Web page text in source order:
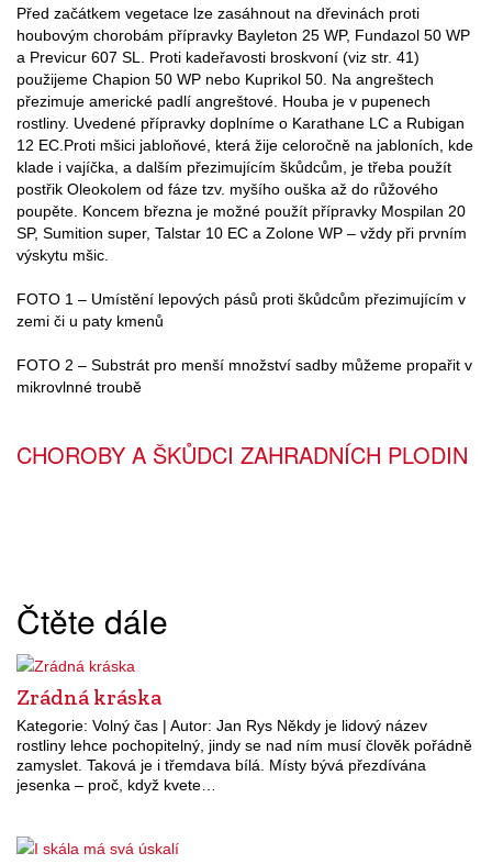
Před začátkem vegetace lze zasáhnout na dřevinách proti
houbovým chorobám přípravky Bayleton 25 WP, Fundazol 50 WP
a Previcur 607 SL. Proti kadeřavosti broskvoní (viz str. 41)
použijeme Chapion 50 WP nebo Kuprikol 50. Na angreštech
přezimuje americké padlí angreštové. Houba je v pupenech
rostliny. Uvedené přípravky doplníme o Karathane LC a Rubigan
12 EC.Proti mšici jabloňové, která žije celoročně na jabloních, kde
klade i vajíčka, a dalším přezimujícím škůdcům, je třeba použít
postřik Oleokolem od fáze tzv. myšího ouška až do růžového
poupěte. Koncem března je možné použít přípravky Mospilan 20
SP, Sumition super, Talstar 10 EC a Zolone WP – vždy při prvním
výskytu mšic.
FOTO 1 – Umístění lepových pásů proti škůdcům přezimujícím v
zemi či u paty kmenů
FOTO 2 – Substrát pro menší množství sadby můžeme propařit v
mikrovlnné troubě
CHOROBY A ŠKŮDCI ZAHRADNÍCH PLODIN
Čtěte dále
Zrádná kráska
Kategorie: Volný čas | Autor: Jan Rys Někdy je lidový název
rostliny lehce pochopitelný, jindy se nad ním musí člověk pořádně
zamyslet. Taková je i třemdava bílá. Místy bývá přezdívána
jesenka – proč, když kvete…